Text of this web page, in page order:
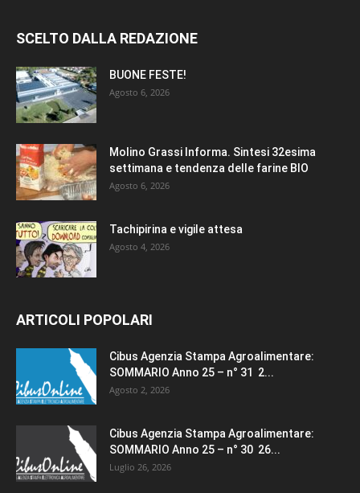
SCELTO DALLA REDAZIONE
BUONE FESTE!
Agosto 6, 2026
Molino Grassi Informa. Sintesi 32esima
settimana e tendenza delle farine BIO
Agosto 6, 2026
Tachipirina e vigile attesa
Agosto 4, 2026
ARTICOLI POPOLARI
Cibus Agenzia Stampa Agroalimentare:
SOMMARIO Anno 25 – n° 31 2...
Agosto 2, 2026
Cibus Agenzia Stampa Agroalimentare:
SOMMARIO Anno 25 – n° 30 26...
Luglio 26, 2026